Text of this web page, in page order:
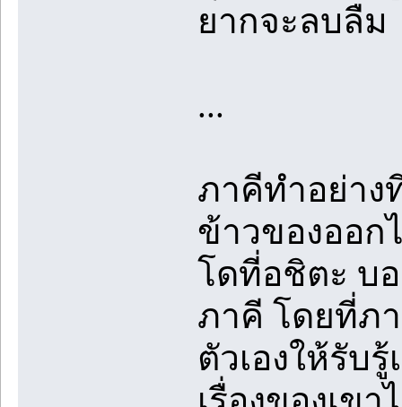
ยากจะลบลืม
...
ภาคีทำอย่าง
ข้าวของออก
โดที่อชิตะ บ
ภาคี โดยที่ภา
ตัวเองให้รับ